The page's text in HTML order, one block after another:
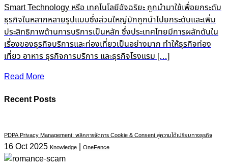
Smart Technology หรือ เทคโนโลยีอัจฉริยะ ถูกนำมาใช้เพื่อยกระดับ
ธุรกิจในหลากหลายรูปแบบซึ่งส่วนใหญ่มักถูกนำไปยกระดับและเพิ่ม
ประสิทธิภาพด้านการบริการเป็นหลัก ซึ่งประเทศไทยมีการผลักดันใน
เรื่องของธุรกิจบริการและท่องเที่ยวเป็นอย่างมาก ทำให้ธุรกิจท่อง
เที่ยว อาหาร ธุรกิจการบริการ และธุรกิจโรงแรม […]
Read More
Recent Posts
PDPA Privacy Management: พลิกการจัดการ Cookie & Consent สู่ความได้เปรียบทางธุรกิจ
16 Oct 2025 Knowledge | OneFence